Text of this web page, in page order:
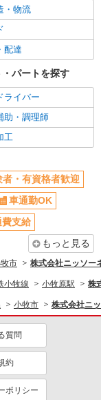
・物流
配達
パートを探す
ライバー
助・調理師
工
者・有資格者歓迎
車通勤OK
費支給
もっと見る
市 株式会社ニッソー
小牧線 小牧原駅 株
小牧市 株式会社ニ
質問
約
ポリシー